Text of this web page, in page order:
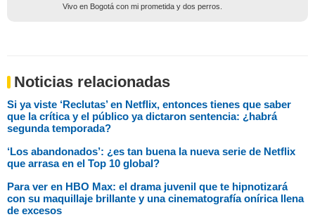
Vivo en Bogotá con mi prometida y dos perros.
Noticias relacionadas
Si ya viste ‘Reclutas’ en Netflix, entonces tienes que saber
que la crítica y el público ya dictaron sentencia: ¿habrá
segunda temporada?
‘Los abandonados’: ¿es tan buena la nueva serie de Netflix
que arrasa en el Top 10 global?
Para ver en HBO Max: el drama juvenil que te hipnotizará
con su maquillaje brillante y una cinematografía onírica llena
de excesos